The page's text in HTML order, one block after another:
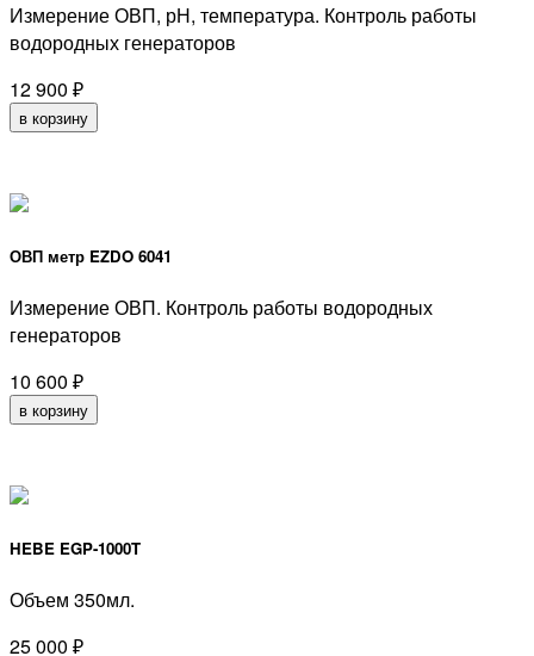
Измерение ОВП, рН, температура. Контроль работы
водородных генераторов
12 900 ₽
в корзину
ОВП метр EZDO 6041
Измерение ОВП. Контроль работы водородных
генераторов
10 600 ₽
в корзину
HEBE EGP-1000T
Объем 350мл.
25 000 ₽